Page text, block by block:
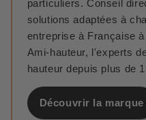
particuliers. Conseil
solutions adaptées à
entreprise à Française
Ami-hauteur, l'experts
hauteur depuis plus de
Découvrir la marque